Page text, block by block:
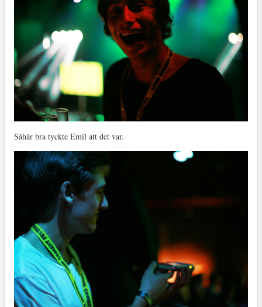
Såhär bra tyckte Emil att det var.